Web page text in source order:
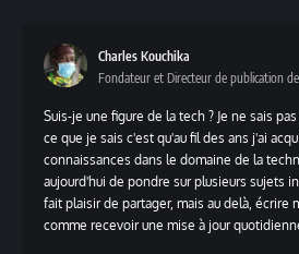
Charles Kouchika
Fondateur et Directeur de publication
Suis-je une figure de la tech ? Je ne sais
ce que je sais c'est qu'au fil des ans j'ai
connaissances dans le domaine de la
aujourd'hui de pondre sur plusieurs sujets
fait plaisir de partager, mais au delà, écrire
comme recevoir une mise à jour